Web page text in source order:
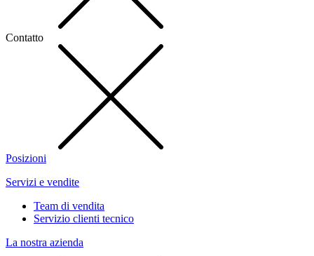
Contatto
Posizioni
Servizi e vendite
Team di vendita
Servizio clienti tecnico
La nostra azienda